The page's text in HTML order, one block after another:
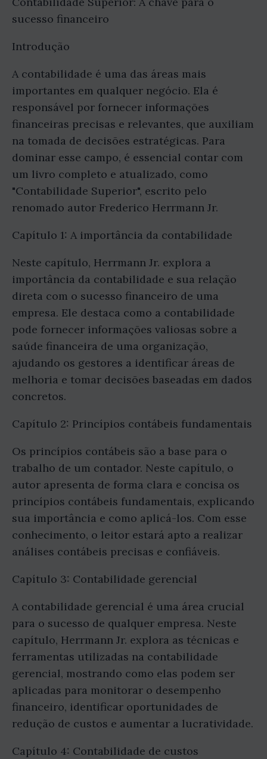
sucesso financeiro
Introdução
A contabilidade é uma das áreas mais
importantes em qualquer negócio. Ela é
responsável por fornecer informações
financeiras precisas e relevantes, que auxiliam
na tomada de decisões estratégicas. Para
dominar esse campo, é essencial contar com
um livro completo e atualizado, como
"Contabilidade Superior", escrito pelo
renomado autor Frederico Herrmann Jr.
Capítulo 1: A importância da contabilidade
Neste capítulo, Herrmann Jr. explora a
importância da contabilidade e sua relação
direta com o sucesso financeiro de uma
empresa. Ele destaca como a contabilidade
pode fornecer informações valiosas sobre a
saúde financeira de uma organização,
ajudando os gestores a identificar áreas de
melhoria e tomar decisões baseadas em dados
concretos.
Capítulo 2: Princípios contábeis fundamentais
Os princípios contábeis são a base para o
trabalho de um contador. Neste capítulo, o
autor apresenta de forma clara e concisa os
princípios contábeis fundamentais, explicando
sua importância e como aplicá-los. Com esse
conhecimento, o leitor estará apto a realizar
análises contábeis precisas e confiáveis.
Capítulo 3: Contabilidade gerencial
A contabilidade gerencial é uma área crucial
para o sucesso de qualquer empresa. Neste
capítulo, Herrmann Jr. explora as técnicas e
ferramentas utilizadas na contabilidade
gerencial, mostrando como elas podem ser
aplicadas para monitorar o desempenho
financeiro, identificar oportunidades de
redução de custos e aumentar a lucratividade.
Capítulo 4: Contabilidade de custos